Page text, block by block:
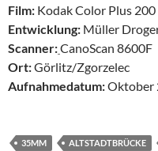
Film: Kodak Color Plus 200
Entwicklung: Müller
Scanner:CanoScan 8600F
Ort:Görlitz/Zgorzelec
Aufnahmedatum:Oktober
35MM ALTSTADTBRÜCKE